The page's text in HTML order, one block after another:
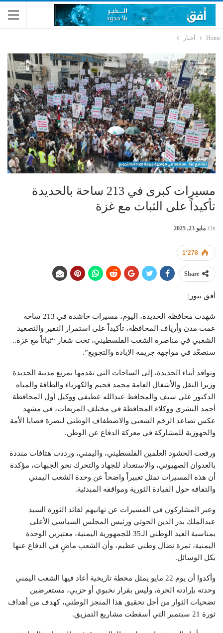
Home أخبار
مسيرات كبرى في 213 ساحة بالحديدة
تأكيداً على الثبات مع غزة
On مايو 23, 2025
1٬278
Share
أفق نيوز|
شهدت محافظة الحديدة، اليوم، مسيرات حاشدة في 213 ساحة
عمت مدن وأرياف المحافظة، تأكيداً على استمرار النفير والتصعيد
الشعبي في مناصرة الشعب الفلسطيني، تحت شعار “ثباتاً مع غزة..
سنصعّد في مواجهة جريمة الإبادة والتجويع”.
وتوافد أبناء الحديدة، إلى الساحات التي تقدمها بمربع مدينة الحديدة
وزيرا النقل والأشغال العامة محمد قحيم والكهرباء والطاقة والمياه
الدكتور علي سيف والمحافظ عبدالله عطيفي ووكيل أول المحافظة
أحمد البشري ووكلاء المحافظة في مختلف المربعات، في مشهد
عكس تصاعد الزخم الشعبي والاصطفاف الوطني لنصرة قضايا الأمة
والجهوزية للمشاركة في معركة الدفاع عن الوطن.
ورفعت الحشود العلمين الفلسطيني، واليمني، ورددت هتافات منددة
بالعدوان الصهيوني، والاستعداد للجهاد والتحرك نحو الجبهات، مؤكدة
أن هذه المسيرات تمثل تعبيراً واضحاً عن وحدة الشعب اليمني
والتفافه حول القيادة الثورية ومواقفه المبدئية.
وعبر المشاركون في المسيرات عن تهانيهم لقائد الثورة السيد
عبدالملك بدر الدين الحوثي ورئيس المجلس السياسي الأعلى
بمناسبة العيد الوطني الـ35 للجمهورية اليمنية، معتبرين الوحدة
اليمنية، ثمرة نضال وطني عظيم، وأن الشعب ماضٍ في الدفاع عنها
بكل الوسائل.
وأكدوا أن يوم 22 مايو يمثل محطة تاريخية أعاد فيها الشعب اليمني
وحدته بإرادته الحرة، وليس بقرار نخبوي أو حزبي، مستعرضين
تضحيات الثوار من أجل تحقيق هذا المنجز الوطني، كهدف من أهداف
ثورة 21 سبتمبر التي أسقطت مشاريع التمزيق.